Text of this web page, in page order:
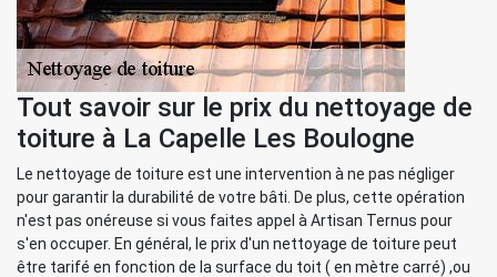
Tout savoir sur le prix du nettoyage de
toiture à La Capelle Les Boulogne
Le nettoyage de toiture est une intervention à ne pas négliger
pour garantir la durabilité de votre bâti. De plus, cette opération
n'est pas onéreuse si vous faites appel à Artisan Ternus pour
s'en occuper. En général, le prix d'un nettoyage de toiture peut
être tarifé en fonction de la surface du toit ( en mètre carré) ,ou